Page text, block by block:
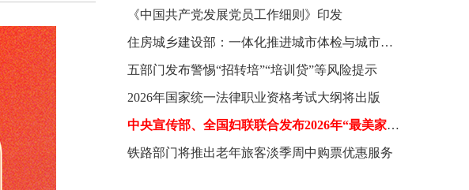
《中国共产党发展党员工作细则》印发
住房城乡建设部：一体化推进城市体检与城市更新
五部门发布警惕“招转培”“培训贷”等风险提示
2026年国家统一法律职业资格考试大纲将出版
中央宣传部、全国妇联联合发布2026年“最美家庭”
铁路部门将推出老年旅客淡季周中购票优惠服务